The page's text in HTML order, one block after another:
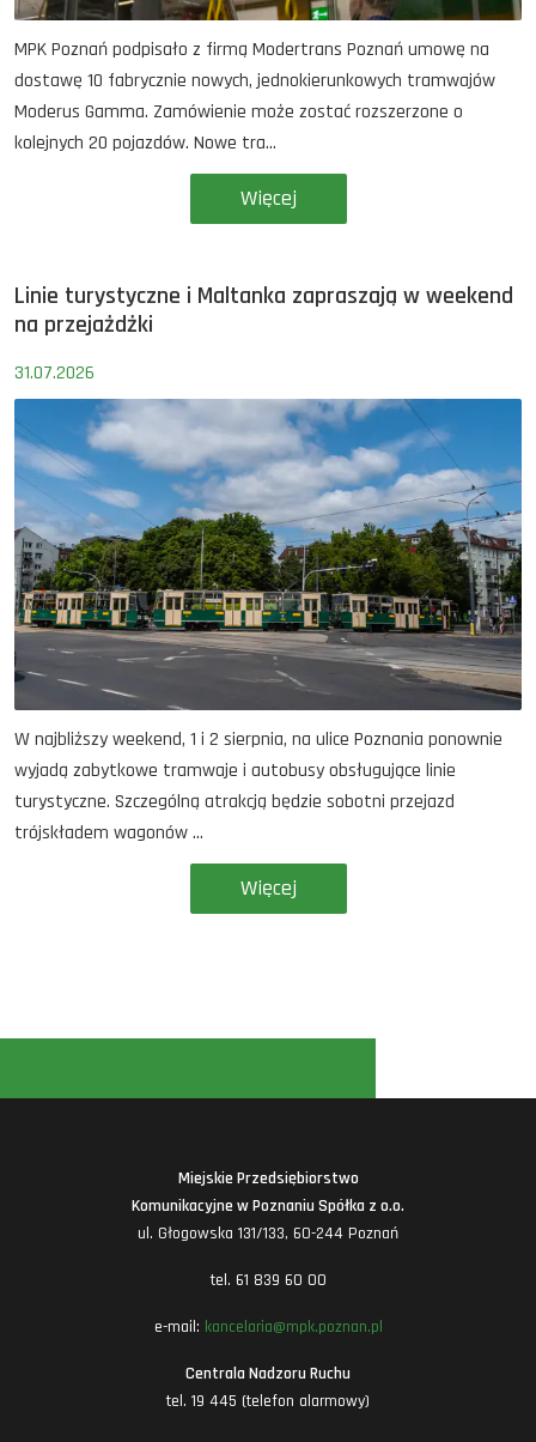
MPK Poznań podpisało z firmą Modertrans Poznań umowę na
dostawę 10 fabrycznie nowych, jednokierunkowych tramwajów
Moderus Gamma. Zamówienie może zostać rozszerzone o
kolejnych 20 pojazdów. Nowe tra...
Więcej
Linie turystyczne i Maltanka zapraszają w weekend
na przejażdżki
31.07.2026
W najbliższy weekend, 1 i 2 sierpnia, na ulice Poznania ponownie
wyjadą zabytkowe tramwaje i autobusy obsługujące linie
turystyczne. Szczególną atrakcją będzie sobotni przejazd
trójskładem wagonów ...
Więcej
Miejskie Przedsiębiorstwo
Komunikacyjne w Poznaniu Spółka z o.o.
ul. Głogowska 131/133, 60-244 Poznań
tel. 61 839 60 00
e-mail: kancelaria@mpk.poznan.pl
Centrala Nadzoru Ruchu
tel. 19 445 (telefon alarmowy)